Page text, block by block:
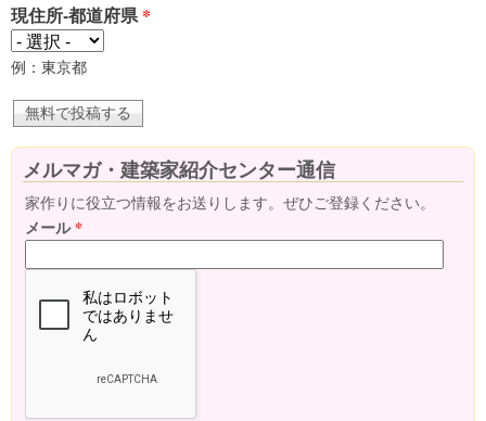
現住所-都道府県*
例：東京都
メルマガ・建築家紹介センター通信
家作りに役立つ情報をお送りします。ぜひご登録ください。
メール*